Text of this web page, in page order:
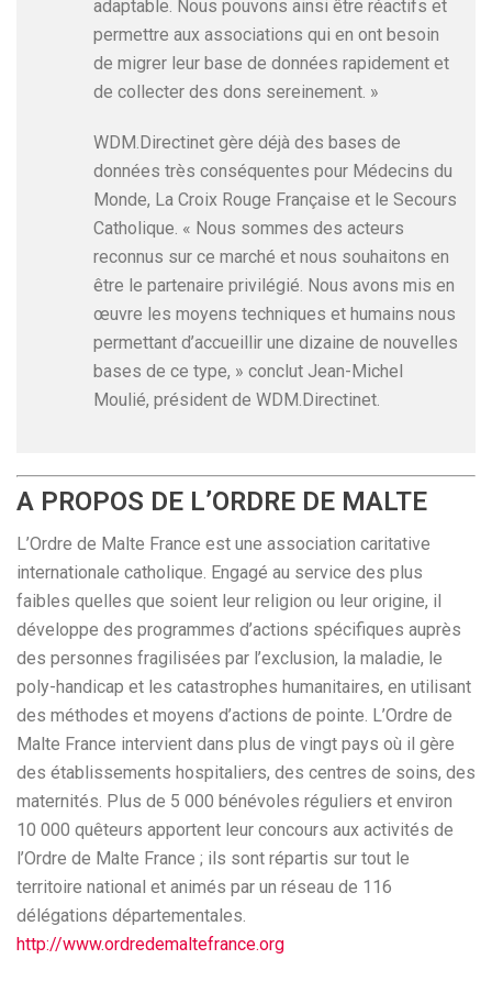
adaptable. Nous pouvons ainsi être réactifs et
permettre aux associations qui en ont besoin
de migrer leur base de données rapidement et
de collecter des dons sereinement. »
WDM.Directinet gère déjà des bases de
données très conséquentes pour Médecins du
Monde, La Croix Rouge Française et le Secours
Catholique. « Nous sommes des acteurs
reconnus sur ce marché et nous souhaitons en
être le partenaire privilégié. Nous avons mis en
œuvre les moyens techniques et humains nous
permettant d’accueillir une dizaine de nouvelles
bases de ce type, » conclut Jean-Michel
Moulié, président de WDM.Directinet.
A PROPOS DE L’ORDRE DE MALTE
L’Ordre de Malte France est une association caritative
internationale catholique. Engagé au service des plus
faibles quelles que soient leur religion ou leur origine, il
développe des programmes d’actions spécifiques auprès
des personnes fragilisées par l’exclusion, la maladie, le
poly-handicap et les catastrophes humanitaires, en utilisant
des méthodes et moyens d’actions de pointe. L’Ordre de
Malte France intervient dans plus de vingt pays où il gère
des établissements hospitaliers, des centres de soins, des
maternités. Plus de 5 000 bénévoles réguliers et environ
10 000 quêteurs apportent leur concours aux activités de
l’Ordre de Malte France ; ils sont répartis sur tout le
territoire national et animés par un réseau de 116
délégations départementales.
http://www.ordredemaltefrance.org